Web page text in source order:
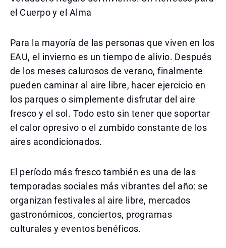
el Cuerpo y el Alma
Para la mayoría de las personas que viven en los
EAU, el invierno es un tiempo de alivio. Después
de los meses calurosos de verano, finalmente
pueden caminar al aire libre, hacer ejercicio en
los parques o simplemente disfrutar del aire
fresco y el sol. Todo esto sin tener que soportar
el calor opresivo o el zumbido constante de los
aires acondicionados.
El período más fresco también es una de las
temporadas sociales más vibrantes del año: se
organizan festivales al aire libre, mercados
gastronómicos, conciertos, programas
culturales y eventos benéficos.